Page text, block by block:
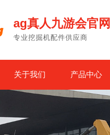
ag真人九游会官
专业挖掘机配件供应商
关于我们 产品中心